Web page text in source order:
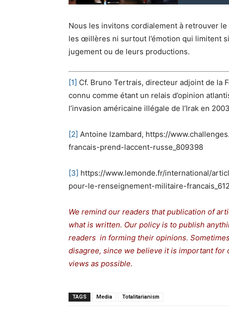
Nous les invitons cordialement à retrouver
les œillères ni surtout l’émotion qui limitent
jugement ou de leurs productions.
[1] Cf. Bruno Tertrais, directeur adjoint de la
connu comme étant un relais d’opinion
l’invasion américaine illégale de l’Irak en
[2] Antoine Izambard, https://
francais-prend-laccent-russe_809398
[3] https://www.lemonde.fr/international/
pour-le-renseignement-militaire-
We remind our readers that publication of
what is written. Our policy is to publish
readers in forming their opinions.
disagree, since we believe it is important
views as possible.
TAGS Media Totalitarianism